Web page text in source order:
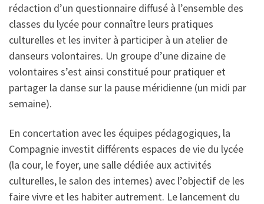
rédaction d’un questionnaire diffusé à l’ensemble des
classes du lycée pour connaître leurs pratiques
culturelles et les inviter à participer à un atelier de
danseurs volontaires. Un groupe d’une dizaine de
volontaires s’est ainsi constitué pour pratiquer et
partager la danse sur la pause méridienne (un midi par
semaine).
En concertation avec les équipes pédagogiques, la
Compagnie investit différents espaces de vie du lycée
(la cour, le foyer, une salle dédiée aux activités
culturelles, le salon des internes) avec l’objectif de les
faire vivre et les habiter autrement. Le lancement du